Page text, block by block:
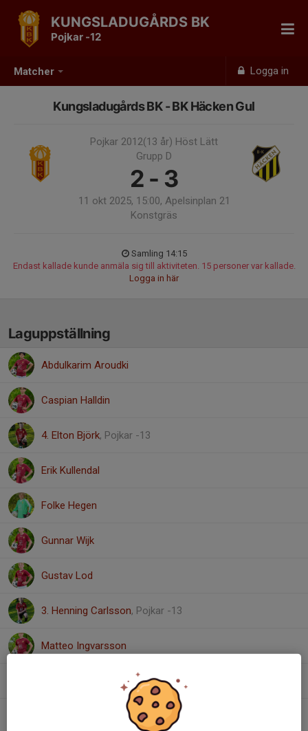
Matcher Logga in
KUNGSLADUGÅRDS BK
Pojkar -12
Kungsladugårds BK - BK Häcken Gul
Pojkar 2012(13 år) Höst Lätt
Grupp D
2 - 3
11 okt 2025, 15:00, Apelsinplan 21
Konstgräs
Samling 14:15
Endast kallade kunde anmäla sig till aktiviteten. 15 personer var kallade.
Logga in här
Laguppställning
Abdulkarim Aroudki
Caspian Halldin
4. Elton Björk, Pojkar -13
Erik Kullendal
Folke Hegen
Gunnar Wijk
Gustav Lod
3. Henning Carlsson, Pojkar -13
Matteo Ingvarsson
Miguel Silva Ferraz De Campos